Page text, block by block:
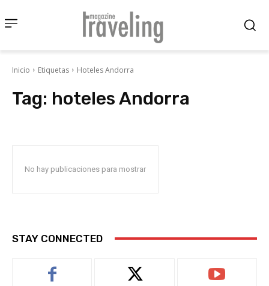
Inicio Etiquetas Hoteles Andorra
Tag: hoteles Andorra
No hay publicaciones para mostrar
STAY CONNECTED